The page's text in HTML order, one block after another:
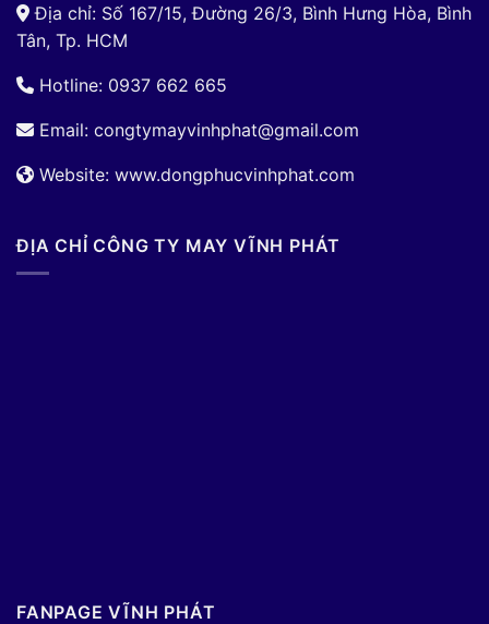
Địa chỉ: Số 167/15, Đường 26/3, Bình Hưng Hòa, Bình
Tân, Tp. HCM
Hotline: 0937 662 665
Email: congtymayvinhphat@gmail.com
Website: www.dongphucvinhphat.com
ĐỊA CHỈ CÔNG TY MAY VĨNH PHÁT
FANPAGE VĨNH PHÁT